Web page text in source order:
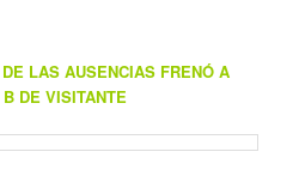
LAS AUSENCIAS FRENÓ A
DE VISITANTE